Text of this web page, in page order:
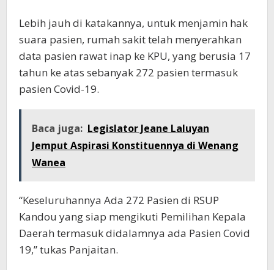
Lebih jauh di katakannya, untuk menjamin hak
suara pasien, rumah sakit telah menyerahkan
data pasien rawat inap ke KPU, yang berusia 17
tahun ke atas sebanyak 272 pasien termasuk
pasien Covid-19.
Baca juga: Legislator Jeane Laluyan
Jemput Aspirasi Konstituennya di Wenang
Wanea
“Keseluruhannya Ada 272 Pasien di RSUP
Kandou yang siap mengikuti Pemilihan Kepala
Daerah termasuk didalamnya ada Pasien Covid
19,” tukas Panjaitan.